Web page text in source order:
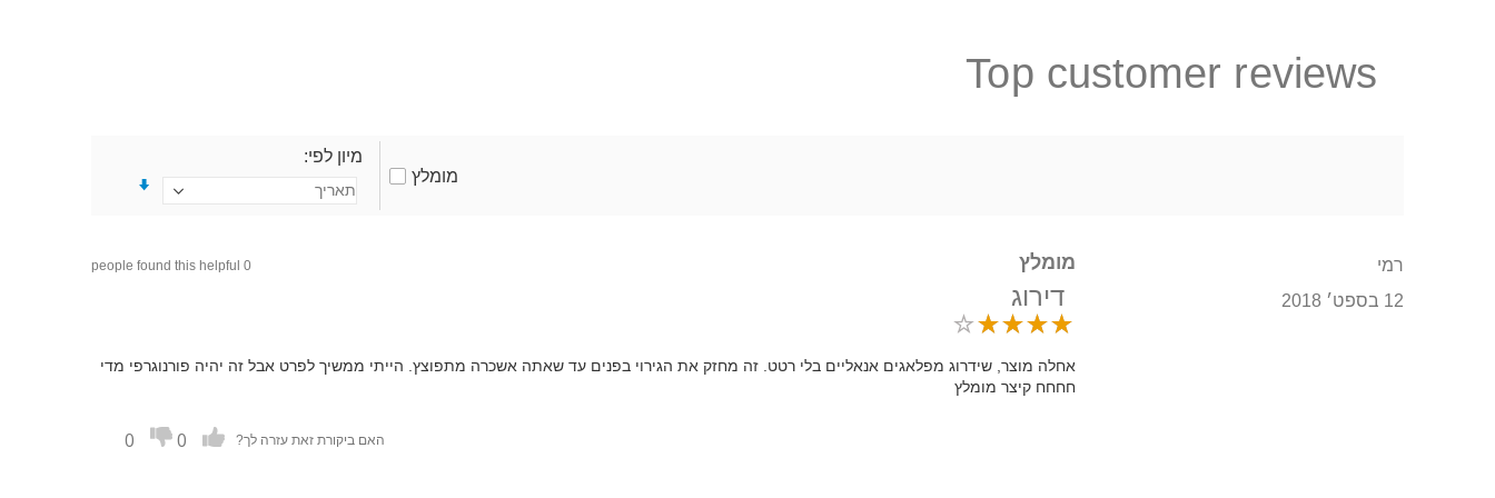
Top customer reviews
מומלץ
מיון לפי
רמי
12 בספט׳ 2018
מומלץ 0 people found this helpful
דירוג
אחלה מוצר, שידרוג מפלאגים אנאליים בלי רטט. זה מחזק את הגירוי בפנים עד שאתה אשכרה מתפוצץ. הייתי ממשיך לפרט אבל זה יהיה פורנוגרפי מדי
חחחח קיצר מומלץ
האם ביקורת זאת עזרה לך? 0
0